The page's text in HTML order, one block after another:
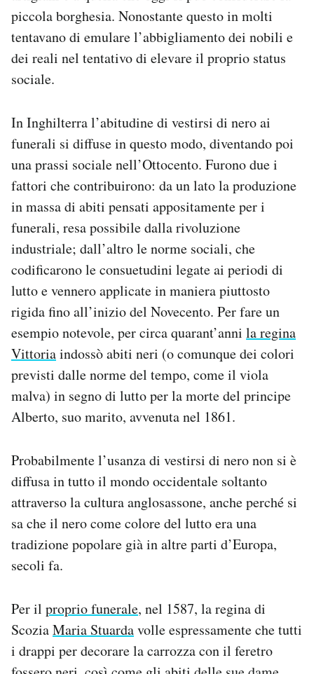
piccola borghesia. Nonostante questo in molti
tentavano di emulare l’abbigliamento dei nobili e
dei reali nel tentativo di elevare il proprio status
sociale.
In Inghilterra l’abitudine di vestirsi di nero ai
funerali si diffuse in questo modo, diventando poi
una prassi sociale nell’Ottocento. Furono due i
fattori che contribuirono: da un lato la produzione
in massa di abiti pensati appositamente per i
funerali, resa possibile dalla rivoluzione
industriale; dall’altro le norme sociali, che
codificarono le consuetudini legate ai periodi di
lutto e vennero applicate in maniera piuttosto
rigida fino all’inizio del Novecento. Per fare un
esempio notevole, per circa quarant’anni la regina
Vittoriaindossò abiti neri (o comunque dei colori
previsti dalle norme del tempo, come il viola
malva) in segno di lutto per la morte del principe
Alberto, suo marito, avvenuta nel 1861.
Probabilmente l’usanza di vestirsi di nero non si è
diffusa in tutto il mondo occidentale soltanto
attraverso la cultura anglosassone, anche perché si
sa che il nero come colore del lutto era una
tradizione popolare già in altre parti d’Europa,
secoli fa.
Per il proprio funerale, nel 1587, la regina di
ScoziaMaria Stuardavolle espressamente che tutti
i drappi per decorare la carrozza con il feretro